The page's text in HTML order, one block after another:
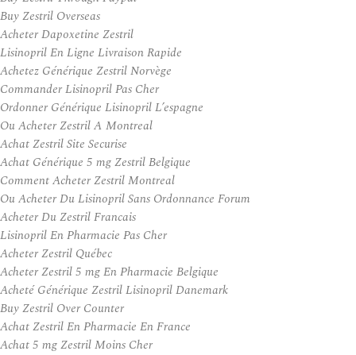
Buy Zestril Overseas
Acheter Dapoxetine Zestril
Lisinopril En Ligne Livraison Rapide
Achetez Générique Zestril Norvège
Commander Lisinopril Pas Cher
Ordonner Générique Lisinopril L’espagne
Ou Acheter Zestril A Montreal
Achat Zestril Site Securise
Achat Générique 5 mg Zestril Belgique
Comment Acheter Zestril Montreal
Ou Acheter Du Lisinopril Sans Ordonnance Forum
Acheter Du Zestril Francais
Lisinopril En Pharmacie Pas Cher
Acheter Zestril Québec
Acheter Zestril 5 mg En Pharmacie Belgique
Acheté Générique Zestril Lisinopril Danemark
Buy Zestril Over Counter
Achat Zestril En Pharmacie En France
Achat 5 mg Zestril Moins Cher